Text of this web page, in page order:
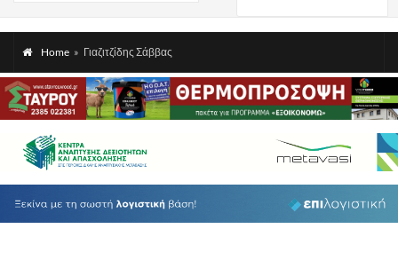
Home » Γιαζιτζίδης Σάββας